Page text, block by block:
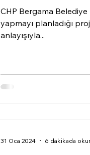
CHP Bergama Belediye
yapmayı planladığı
anlayışıyla...
31 Oca 2024 6 dakikada